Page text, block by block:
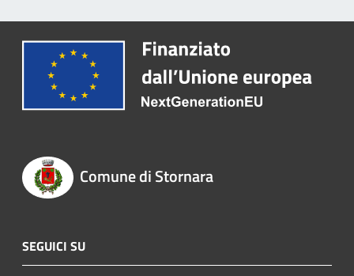
Comune di Stornara
SEGUICI SU